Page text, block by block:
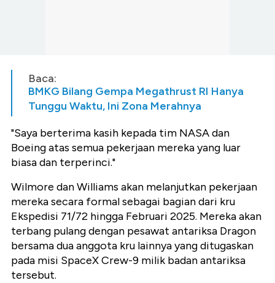
Baca:
BMKG Bilang Gempa Megathrust RI Hanya
Tunggu Waktu, Ini Zona Merahnya
"Saya berterima kasih kepada tim NASA dan
Boeing atas semua pekerjaan mereka yang luar
biasa dan terperinci."
Wilmore dan Williams akan melanjutkan pekerjaan
mereka secara formal sebagai bagian dari kru
Ekspedisi 71/72 hingga Februari 2025. Mereka akan
terbang pulang dengan pesawat antariksa Dragon
bersama dua anggota kru lainnya yang ditugaskan
pada misi SpaceX Crew-9 milik badan antariksa
tersebut.